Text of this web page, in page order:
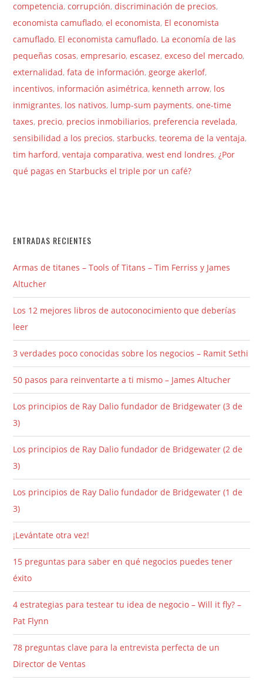
competencia,corrupción,discriminación de precios,
economista camuflado,el economista, El economista
camuflado, El economista camuflado. La economía de las
pequeñas cosas,empresario,escasez,exceso del mercado,
externalidad,fata de información,george akerlof,
incentivos, información asimétrica, kenneth arrow, los
inmigrantes, los nativos, lump-sum payments,one-time
taxes, precio, precios inmobiliarios, preferencia revelada,
sensibilidad a los precios,starbucks,teorema de la ventaja,
tim harford,ventaja comparativa,west end londres,¿Por
qué pagas en Starbucks el triple por un café?
ENTRADAS RECIENTES
Armas de titanes – Tools of Titans – Tim Ferriss y James
Altucher
Los 12 mejores libros de autoconocimiento que deberías
leer
3 verdades poco conocidas sobre los negocios – Ramit Sethi
50 pasos para reinventarte a ti mismo – James Altucher
Los principios de Ray Dalio fundador de Bridgewater (3 de
3)
Los principios de Ray Dalio fundador de Bridgewater (2 de
3)
Los principios de Ray Dalio fundador de Bridgewater (1 de
3)
¡Levántate otra vez!
15 preguntas para saber en qué negocios puedes tener
éxito
4 estrategias para testear tu idea de negocio – Will it fly? –
Pat Flynn
78 preguntas clave para la entrevista perfecta de un
Director de Ventas